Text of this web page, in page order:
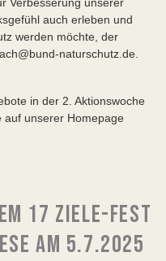
Verbesserung unserer
auch erleben und
werden möchte, der
naturschutz.de.
in der 2. Aktionswoche
auf unserer Homepage
17 ZIELE-FEST
AM 5.7.2025